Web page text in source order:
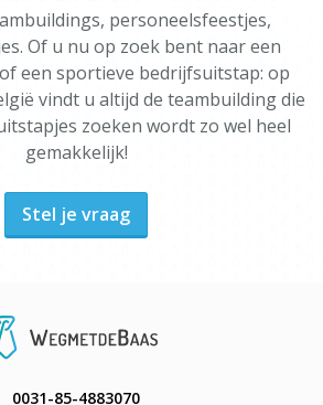
personeelsfeestjes,
Of u nu op zoek bent naar een
een sportieve bedrijfsuitstap: op
vindt u altijd de teambuilding die
zoeken wordt zo wel heel
gemakkelijk!
Stel je vraag
0031-85-4883070